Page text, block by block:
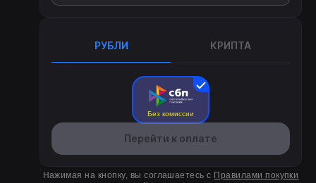
РУБЛИ КРИПТА
Без комиссии
Перейти к оплате
Нажимая на кнопку, вы соглашаетесь с Правилами покупки